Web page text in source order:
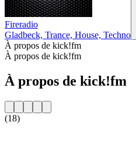
Fireradio
Gladbeck, Trance, House, Techno
À propos de kick!fm
À propos de kick!fm
À propos de kick!fm
(18)